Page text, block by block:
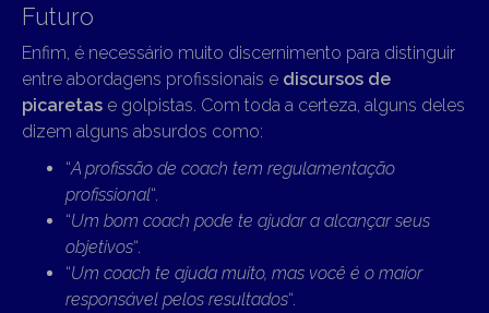
Futuro
Enfim, é necessário muito discernimento para distinguir
entre abordagens profissionais e discursos de
picaretas e golpistas. Com toda a certeza, alguns deles
dizem alguns absurdos como:
“A profissão de coach tem regulamentação
profissional“.
“Um bom coach pode te ajudar a alcançar seus
objetivos“.
“Um coach te ajuda muito, mas você é o maior
responsável pelos resultados“.